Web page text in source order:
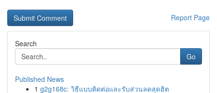
Report Page
Search
Go
Published News
1 g2g168c: วิธีแบบติดต่อและรับส่วนลดสุดฮิต